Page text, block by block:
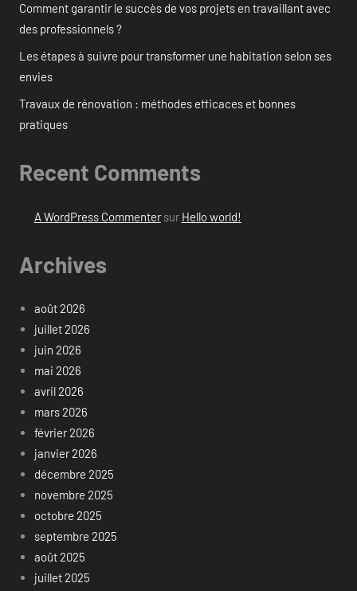
Comment garantir le succès de vos projets en travaillant avec
des professionnels ?
Les étapes à suivre pour transformer une habitation selon ses
envies
Travaux de rénovation : méthodes efficaces et bonnes
pratiques
Recent Comments
A WordPress Commentersur Hello world!
Archives
août 2026
juillet 2026
juin 2026
mai 2026
avril 2026
mars 2026
février 2026
janvier 2026
décembre 2025
novembre 2025
octobre 2025
septembre 2025
août 2025
juillet 2025